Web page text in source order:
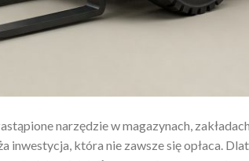
narzędzie w magazynach,
inwestycja, która nie zawsze się opłaca.